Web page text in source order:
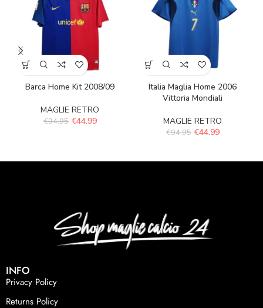
Barca Home Kit 2008/09
MAGLIE RETRO
€94.95 €44.99
Italia Maglia Home 2006
Vittoria Mondiali
MAGLIE RETRO
€94.95 €44.99
INFO
Privacy Policy
Returns Policy